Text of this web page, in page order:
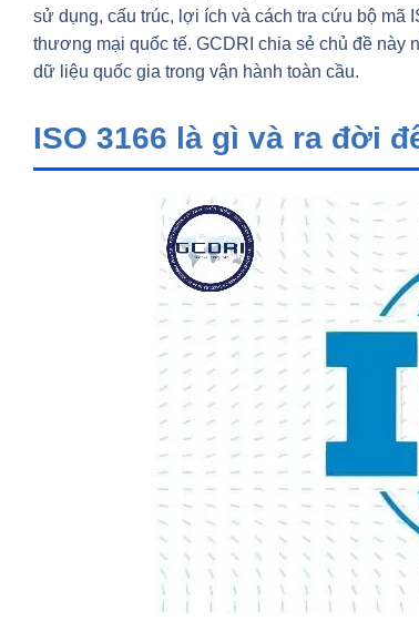
sử dụng, cấu trúc, lợi ích và cách tra cứu bộ mã
thương mại quốc tế. GCDRI chia sẻ chủ đề này
dữ liệu quốc gia trong vận hành toàn cầu.
ISO 3166 là gì và ra đời